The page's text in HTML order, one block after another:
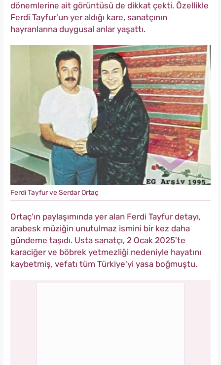
dönemlerine ait görüntüsü de dikkat çekti. Özellikle
Ferdi Tayfur'un yer aldığı kare, sanatçının
hayranlarına duygusal anlar yaşattı.
Ferdi Tayfur ve Serdar Ortaç
Ortaç'ın paylaşımında yer alan Ferdi Tayfur detayı,
arabesk müziğin unutulmaz ismini bir kez daha
gündeme taşıdı. Usta sanatçı, 2 Ocak 2025'te
karaciğer ve böbrek yetmezliği nedeniyle hayatını
kaybetmiş, vefatı tüm Türkiye'yi yasa boğmuştu.